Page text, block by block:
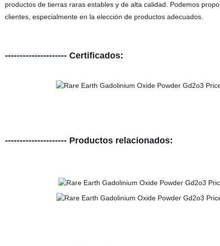
productos de tierras raras estables y de alta calidad. Podemos
clientes, especialmente en la elección de productos adecuados.
--------------------- Certificados:
--------------------- Productos relacionados: